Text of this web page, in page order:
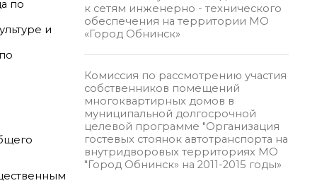
по
и
к сетям инженерно - технического
обеспечения на территории МО
«Город Обнинск»
Комиссия по рассмотрению участия
собственников помещений
многоквартирных домов в
муниципальной долгосрочной
целевой программе "Организация
гостевых стоянок автотранспорта на
внутридворовых территориях МО
"Город Обнинск» на 2011-2015 годы»